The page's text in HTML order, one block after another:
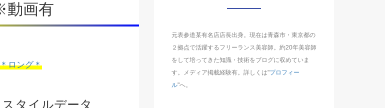
動画有
＊ロング＊
スタイルデータ
元表参道某有名店店長出身。現在は青森市・東京都の
２拠点で活躍するフリーランス美容師。約20年美容師
をして培ってきた知識・技術をブログに収めていま
す。メディア掲載経験有。詳しくは"プロフィー
ル"へ。